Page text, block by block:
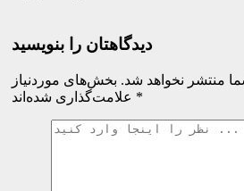
دیدگاهتان را بنویسید
منتشر نخواهد شد. بخش‌های موردنیاز
*